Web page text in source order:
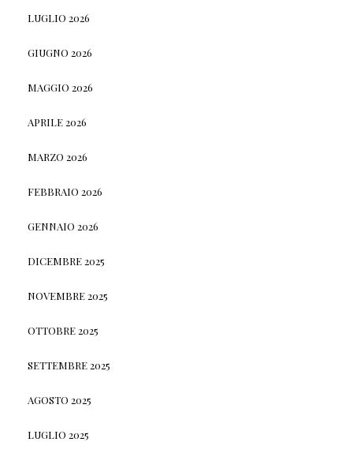
LUGLIO 2026
GIUGNO 2026
MAGGIO 2026
APRILE 2026
MARZO 2026
FEBBRAIO 2026
GENNAIO 2026
DICEMBRE 2025
NOVEMBRE 2025
OTTOBRE 2025
SETTEMBRE 2025
AGOSTO 2025
LUGLIO 2025